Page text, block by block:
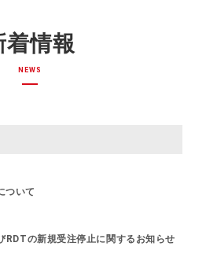
着情報
NEWS
ついて
RDTの新規受注停止に関するお知らせ